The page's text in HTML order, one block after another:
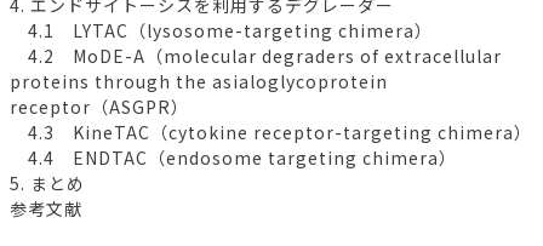
4. エンドサイトーシスを利用するデグレーダー
4.1 LYTAC（lysosome-targeting chimera）
4.2 MoDE-A（molecular degraders of extracellular
proteins through the asialoglycoprotein
receptor（ASGPR）
4.3 KineTAC（cytokine receptor-targeting chimera）
4.4 ENDTAC（endosome targeting chimera）
5. まとめ
参考文献